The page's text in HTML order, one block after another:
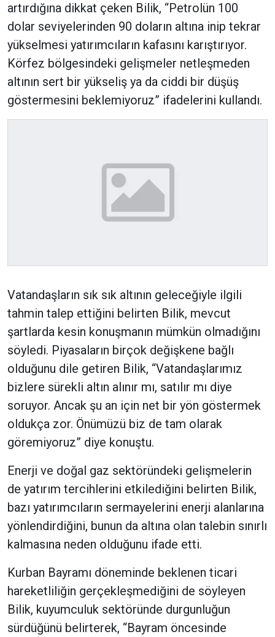
artırdığına dikkat çeken Bilik, “Petrolün 100
dolar seviyelerinden 90 doların altına inip tekrar
yükselmesi yatırımcıların kafasını karıştırıyor.
Körfez bölgesindeki gelişmeler netleşmeden
altının sert bir yükseliş ya da ciddi bir düşüş
göstermesini beklemiyoruz” ifadelerini kullandı.
Vatandaşların sık sık altının geleceğiyle ilgili
tahmin talep ettiğini belirten Bilik, mevcut
şartlarda kesin konuşmanın mümkün olmadığını
söyledi. Piyasaların birçok değişkene bağlı
olduğunu dile getiren Bilik, “Vatandaşlarımız
bizlere sürekli altın alınır mı, satılır mı diye
soruyor. Ancak şu an için net bir yön göstermek
oldukça zor. Önümüzü biz de tam olarak
göremiyoruz” diye konuştu.
Enerji ve doğal gaz sektöründeki gelişmelerin
de yatırım tercihlerini etkilediğini belirten Bilik,
bazı yatırımcıların sermayelerini enerji alanlarına
yönlendirdiğini, bunun da altına olan talebin sınırlı
kalmasına neden olduğunu ifade etti.
Kurban Bayramı döneminde beklenen ticari
hareketliliğin gerçekleşmediğini de söyleyen
Bilik, kuyumculuk sektöründe durgunluğun
sürdüğünü belirterek, “Bayram öncesinde